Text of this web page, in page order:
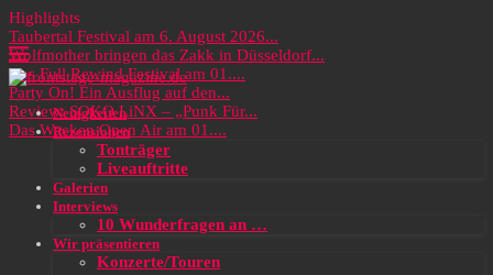
Highlights
Taubertal Festival am 6. August 2026...
Wolfmother bringen das Zakk in Düsseldorf...
Das Full Rewind Festival am 01....
Party On! Ein Ausflug auf den...
Review: SOKO LiNX – „Punk Für...
Das Wacken Open Air am 01....
Neuigkeiten
Rezensionen
Tonträger
Liveauftritte
Galerien
Interviews
10 Wunderfragen an …
Wir präsentieren
Konzerte/Touren